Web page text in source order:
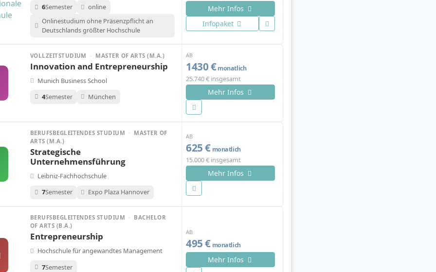
6Semester
online
Onlinestudium ohne Präsenzpflicht an
Deutschlands größter Hochschule
Mehr Infos
Infopaket
VOLLZEITSTUDIUM · MASTER OF ARTS (M.A.)
Innovation and Entrepreneurship
Munich Business School
4Semester München
AB
1430 € monatlich
25.740 € insgesamt
Mehr Infos
BERUFSBEGLEITENDES STUDIUM · MASTER OF
ARTS (M.A.)
Strategische
Unternehmensführung
Leibniz-Fachhochschule
7Semester Expo Plaza Hannover
AB
625 € monatlich
15.000 € insgesamt
Mehr Infos
BERUFSBEGLEITENDES STUDIUM · BACHELOR
OF ARTS (B.A.)
Entrepreneurship
Hochschule für angewandtes Management
7Semester
AB
495 € monatlich
Mehr Infos